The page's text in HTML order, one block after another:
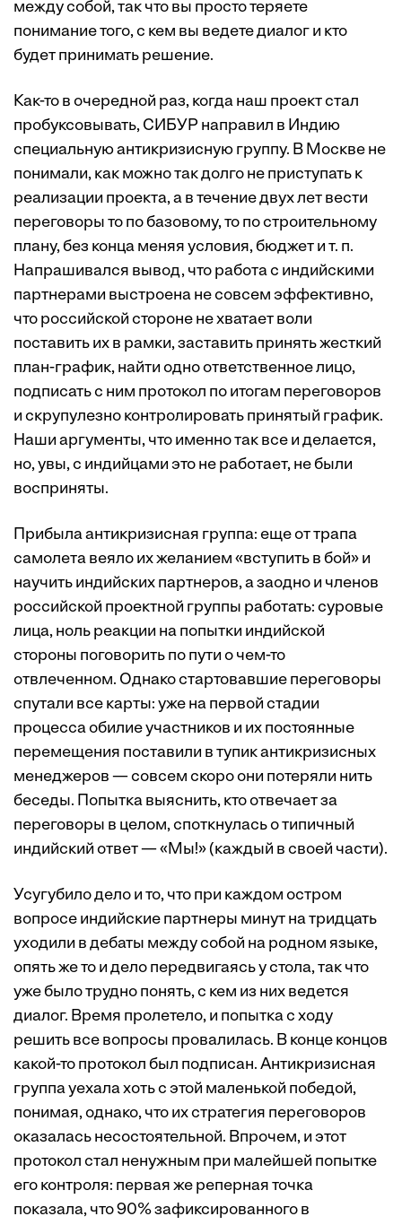
между собой, так что вы просто теряете
понимание того, с кем вы ведете диалог и кто
будет принимать решение.
Как-то в очередной раз, когда наш проект стал
пробуксовывать, СИБУР направил в Индию
специальную антикризисную группу. В Москве не
понимали, как можно так долго не приступать к
реализации проекта, а в течение двух лет вести
переговоры то по базовому, то по строительному
плану, без конца меняя условия, бюджет и т. п.
Напрашивался вывод, что работа с индийскими
партнерами выстроена не совсем эффективно,
что российской стороне не хватает воли
поставить их в рамки, заставить принять жесткий
план-график, найти одно ответственное лицо,
подписать с ним протокол по итогам переговоров
и скрупулезно контролировать принятый график.
Наши аргументы, что именно так все и делается,
но, увы, с индийцами это не работает, не были
восприняты.
Прибыла антикризисная группа: еще от трапа
самолета веяло их желанием «вступить в бой» и
научить индийских партнеров, а заодно и членов
российской проектной группы работать: суровые
лица, ноль реакции на попытки индийской
стороны поговорить по пути о чем-то
отвлеченном. Однако стартовавшие переговоры
спутали все карты: уже на первой стадии
процесса обилие участников и их постоянные
перемещения поставили в тупик антикризисных
менеджеров — совсем скоро они потеряли нить
беседы. Попытка выяснить, кто отвечает за
переговоры в целом, споткнулась о типичный
индийский ответ — «Мы!» (каждый в своей части).
Усугубило дело и то, что при каждом остром
вопросе индийские партнеры минут на тридцать
уходили в дебаты между собой на родном языке,
опять же то и дело передвигаясь у стола, так что
уже было трудно понять, с кем из них ведется
диалог. Время пролетело, и попытка с ходу
решить все вопросы провалилась. В конце концов
какой-то протокол был подписан. Антикризисная
группа уехала хоть с этой маленькой победой,
понимая, однако, что их стратегия переговоров
оказалась несостоятельной. Впрочем, и этот
протокол стал ненужным при малейшей попытке
его контроля: первая же реперная точка
показала, что 90% зафиксированного в